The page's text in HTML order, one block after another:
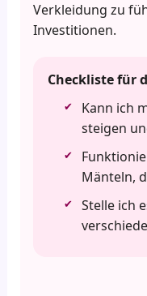
Verkleidung zu
Investitionen.
Checkliste für
Kann ich
steigen
Mänteln,
Stelle ich